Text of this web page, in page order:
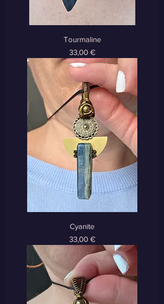
Tourmaline
Prix
33,00 €
Cyanite
Prix
33,00 €